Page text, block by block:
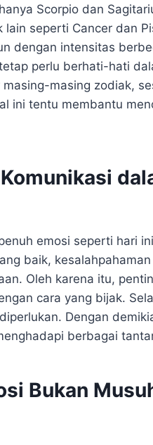
Scorpio dan
lain seperti Cancer dan
dengan intensitas
perlu berhati-hati
masing zodiak,
ini tentu membantu
emosi seperti hari
baik,
Oleh karena itu,
cara yang bijak.
Dengan
berbagai
Bukan